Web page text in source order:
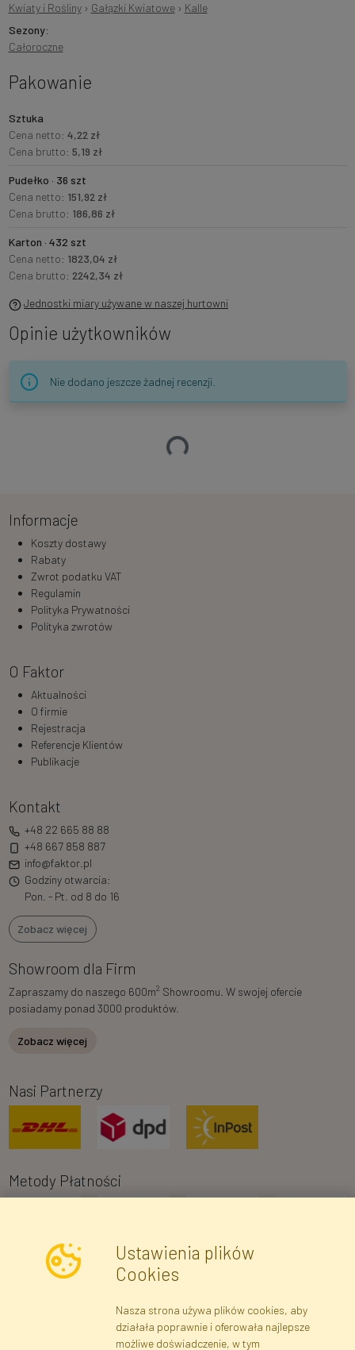
Kwiaty i Rośliny› Gałązki Kwiatowe› Kalle
Sezony:
Całoroczne
Pakowanie
Sztuka
Cena netto: 4,22 zł
Cena brutto: 5,19 zł
Pudełko · 36 szt
Cena netto: 151,92 zł
Cena brutto: 186,86 zł
Karton · 432 szt
Cena netto: 1823,04 zł
Cena brutto: 2242,34 zł
Jednostki miary używane w naszej hurtowni
Opinie użytkowników
Nie dodano jeszcze żadnej recenzji.
Ładowanie…
Informacje
Koszty dostawy
Rabaty
Zwrot podatku VAT
Regulamin
Polityka Prywatności
Polityka zwrotów
O Faktor
Aktualności
O firmie
Rejestracja
Referencje Klientów
Publikacje
Kontakt
+48 22 665 88 88
+48 667 858 887
info@faktor.pl
Godziny otwarcia:
Pon. - Pt. od 8 do 16
Zobacz więcej
Showroom dla Firm
Zapraszamy do naszego 600m2 Showroomu. W swojej ofercie
posiadamy ponad 3000 produktów.
Zobacz więcej
Nasi Partnerzy
Metody Płatności
Zapisz się
Ustawienia plików
Cookies
Nasza strona używa plików cookies, aby
działała poprawnie i oferowała najlepsze
możliwe doświadczenie, w tym